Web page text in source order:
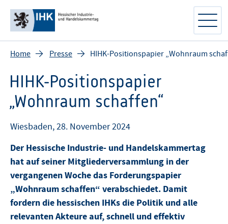
Home Presse HIHK-Positionspapier „Wohnraum
HIHK-Positionspapier
„Wohnraum schaffen“
Wiesbaden, 28. November 2024
Der Hessische Industrie- und Handelskammertag
hat auf seiner Mitgliederversammlung in der
vergangenen Woche das Forderungspapier
„Wohnraum schaffen“ verabschiedet. Damit
fordern die hessischen IHKs die Politik und alle
relevanten Akteure auf, schnell und effektiv